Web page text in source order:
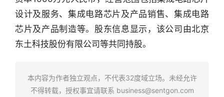
行
设计及服务、集成电路芯片及产品销售、集成电路
芯片及产品制造等。股东信息显示，该公司由北京
东土科技股份有限公司等共同持股。
本内容为作者独立观点，不代表32度域立场。未经允许
不得转载，授权事宜请联系 business@sentgon.com